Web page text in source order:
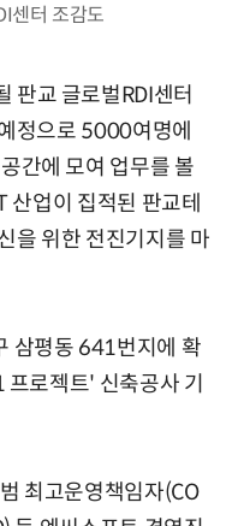
센터 조감도
판교 글로벌RDI센터
정으로 5000여명에
간에 모여 업무를 볼
산업이 집적된 판교테
을 위한 전진기지를 마
삼평동 641번지에 확
로젝트' 신축공사 기
최고운영책임자(CO